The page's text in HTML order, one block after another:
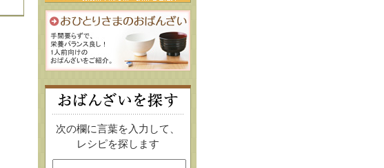
次の欄に言葉を入力して、
レシピを探します